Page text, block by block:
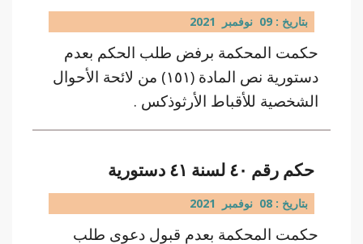
بتاريخ : 09 نوفمبر 2021
حكمت المحكمة برفض طلب الحكم بعدم
دستورية نص المادة (١٥١) من لائحة الأحوال
الشخصية للأقباط الأرثوذكس .
حكم رقم ٤٠ لسنة ٤١ دستورية
بتاريخ : 08 نوفمبر 2021
حكمت المحكمة بعدم قبول دعوى طلب